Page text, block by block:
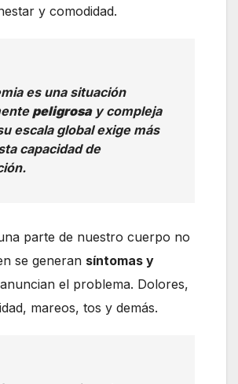
y comodidad.
es una situación
peligrosay compleja
escala global exige más
capacidad de
parte de nuestro cuerpo no
se generan síntomas y
el problema. Dolores,
mareos, tos y demás.